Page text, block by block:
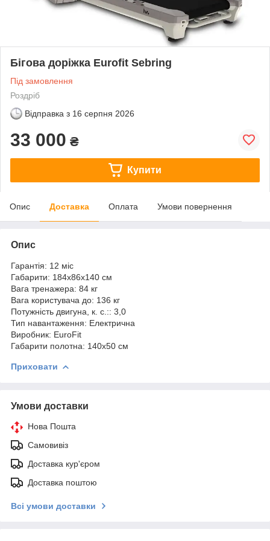
Бігова доріжка Eurofit Sebring
Під замовлення
Роздріб
Відправка з 16 серпня 2026
33 000 ₴
Купити
Опис Доставка Оплата Умови повернення
Опис
Гарантія: 12 міс
Габарити: 184х86х140 см
Вага тренажера: 84 кг
Вага користувача до: 136 кг
Потужність двигуна, к. с.:: 3,0
Тип навантаження: Електрична
Виробник: EuroFit
Габарити полотна: 140х50 см
Приховати
Умови доставки
Нова Пошта
Самовивіз
Доставка кур'єром
Доставка поштою
Всі умови доставки